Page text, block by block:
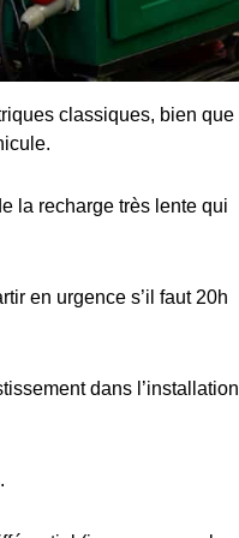
classiques, bien que
la recharge très lente qui
en urgence s’il faut 20h
dans l’installation